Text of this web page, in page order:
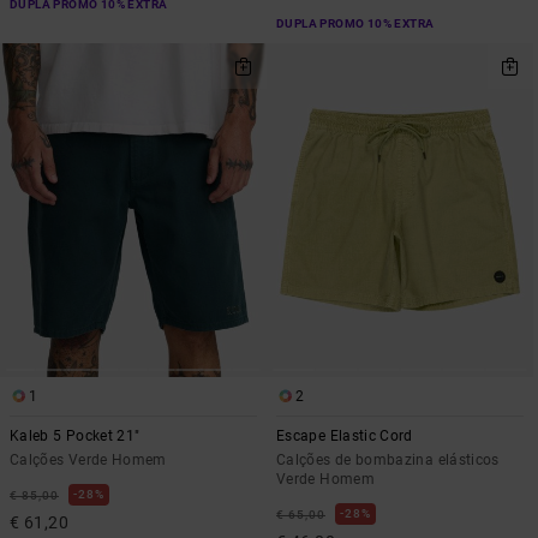
DUPLA PROMO 10% EXTRA
DUPLA PROMO 10% EXTRA
1
Kaleb 5 Pocket 21"
Calções Verde Homem
€ 85,00 28%
€ 61,20
2
Escape Elastic Cord
Calções de bombazina elásticos
Verde Homem
€ 65,00 28%